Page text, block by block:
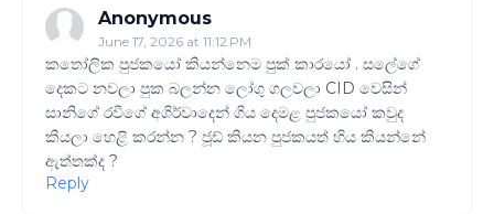
Anonymous
June 17, 2026 at 11:12 PM
කතෝලික පුජකයෝ කියන්නෙම පුක් කාරයෝ . සලේගේ
දෙකට නවලා පුක බලන්න ලෝගු ගලවලා CID වෙසින්
සානිගේ රවීගේ අශිර්වාදෙන් ගිය දෙමළ පුජකයෝ කවුද
කියලා හෙළි කරන්න ? ජූඩ් කියන පුජකයත් හිය කියන්නේ
ඇත්තක්ද ?
Reply